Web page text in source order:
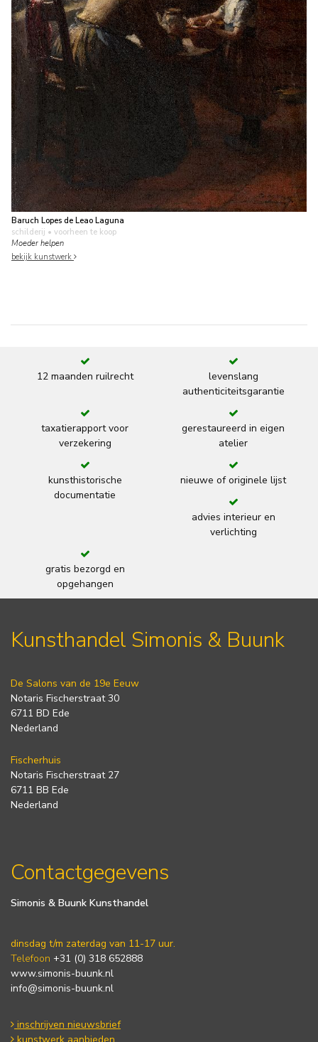
Baruch Lopes de Leao Laguna
schilderij • voorheen te koop
Moeder helpen
bekijk kunstwerk
12 maanden ruilrecht
levenslang
authenticiteitsgarantie
taxatierapport voor
verzekering
gerestaureerd in eigen
atelier
kunsthistorische
documentatie
nieuwe of originele lijst
advies interieur en
verlichting
gratis bezorgd en
opgehangen
Kunsthandel Simonis & Buunk
De Salons van de 19e Eeuw
Notaris Fischerstraat 30
6711 BD Ede
Nederland
Fischerhuis
Notaris Fischerstraat 27
6711 BB Ede
Nederland
Contactgegevens
Simonis & Buunk Kunsthandel
dinsdag t/m zaterdag van 11-17 uur.
Telefoon +31 (0) 318 652888
www.simonis-buunk.nl
info@simonis-buunk.nl
inschrijven nieuwsbrief